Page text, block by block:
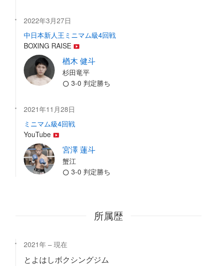
2022年3月27日
中日本新人王ミニマム級4回戦
BOXING RAISE
楢木 健斗
杉田竜平
3-0 判定勝ち
2021年11月28日
ミニマム級4回戦
YouTube
宮澤 蓮斗
蟹江
3-0 判定勝ち
所属歴
2021年 現在
とよはしボクシングジム